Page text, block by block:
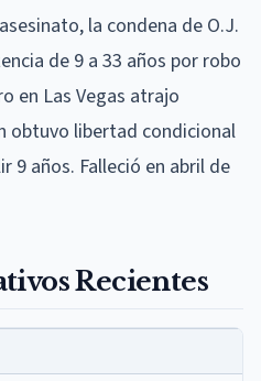
la condena de O.J.
de 9 a 33 años por robo
en Las Vegas atrajo
obtuvo libertad condicional
9 años. Falleció en abril de
Recientes